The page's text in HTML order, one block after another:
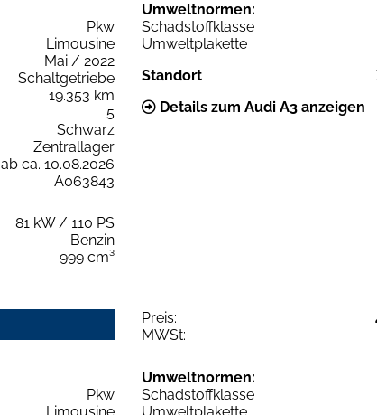
Pkw
Limousine
Mai / 2022
Schaltgetriebe
19.353 km
5
Schwarz
Zentrallager
ab ca. 10.08.2026
A063843
81 kW / 110 PS
Benzin
999 cm³
Umweltnormen:
Schadstoffklasse
Umweltplakette
Standort
Details zum Audi A3 anzeigen
Preis:
MWSt:
Pkw
Umweltnormen:
Schadstoffklasse